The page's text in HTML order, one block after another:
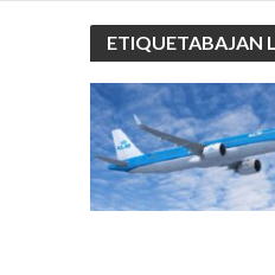
ETIQUETABAJAN